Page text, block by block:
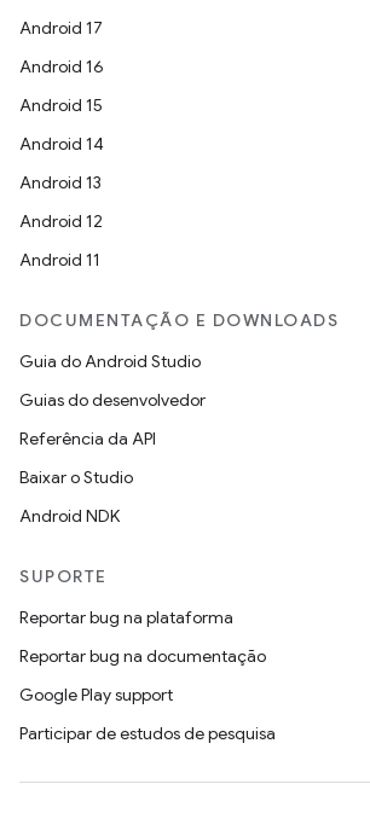
Android 17
Android 16
Android 15
Android 14
Android 13
Android 12
Android 11
DOCUMENTAÇÃO E DOWNLOADS
Guia do Android Studio
Guias do desenvolvedor
Referência da API
Baixar o Studio
Android NDK
SUPORTE
Reportar bug na plataforma
Reportar bug na documentação
Google Play support
Participar de estudos de pesquisa